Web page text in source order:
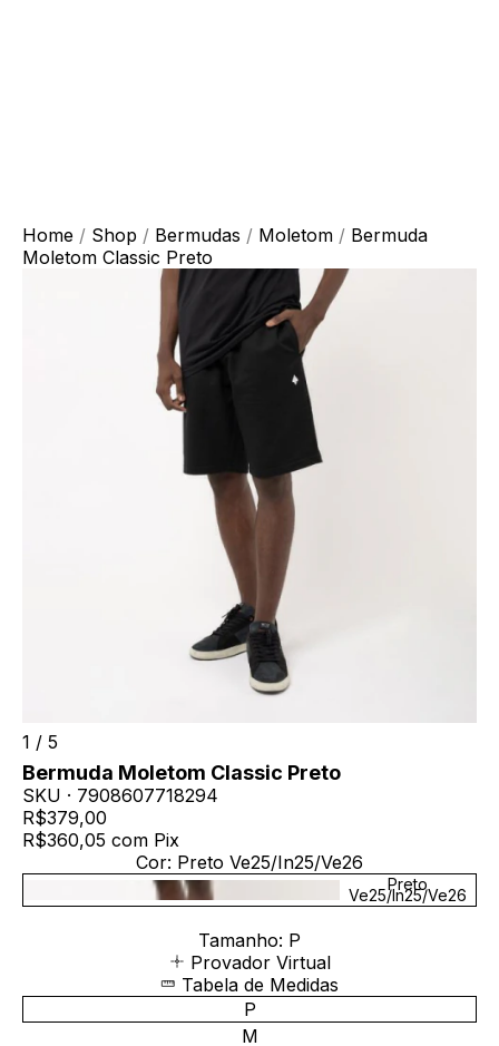
Home / Shop / Bermudas / Moletom / Bermuda
Moletom Classic Preto
1 / 5
Bermuda Moletom Classic Preto
SKU · 7908607718294
R$379,00
R$360,05 com Pix
Cor: Preto Ve25/In25/Ve26
Preto
Ve25/In25/Ve26
Tamanho: P
Provador Virtual
Tabela de Medidas
P
M